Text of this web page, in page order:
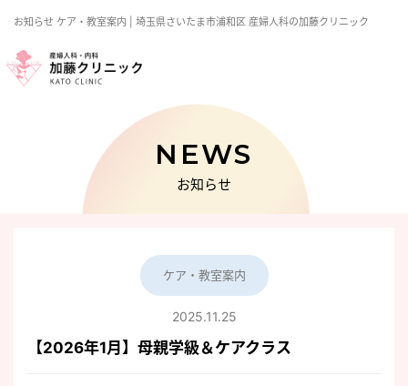
お知らせ ケア・教室案内 | 埼玉県さいたま市浦和区 産婦人科の加藤クリニック
NEWS
お知らせ
ケア・教室案内
2025.11.25
【2026年1月】母親学級＆ケアクラス